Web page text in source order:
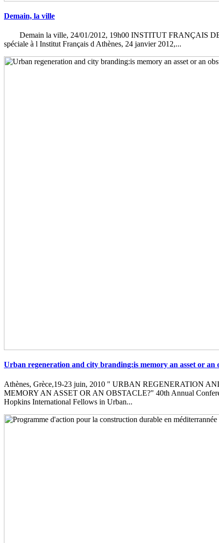
Demain, la ville
Demain la ville, 24/01/2012, 19h00 INSTITUT FRANÇAIS
spéciale à l Institut Français d Athènes, 24 janvier 2012,...
Urban regeneration and city branding:is memory an asset or an
Athènes, Grèce,19-23 juin, 2010 " URBAN REGENERATION
MEMORY AN ASSET OR AN OBSTACLE?" 40th Annual
Hopkins International Fellows in Urban...